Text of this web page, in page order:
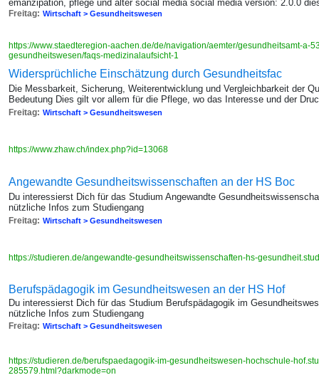
emanzipation, pflege und alter social media social media version: 2.0.0
Freitag: Wirtschaft > Gesundheitswesen
https://www.staedteregion-aachen.de/de/navigation/aemter/gesundheitsamt-a-
gesundheitswesen/faqs-medizinalaufsicht-1
Widersprüchliche Einschätzung durch Gesundheitsfac
Die Messbarkeit, Sicherung, Weiterentwicklung und Vergleichbarkeit der
Bedeutung Dies gilt vor allem für die Pflege, wo das Interesse und der
Freitag: Wirtschaft > Gesundheitswesen
https://www.zhaw.ch/index.php?id=13068
Angewandte Gesundheitswissenschaften an der HS Boc
Du interessierst Dich für das Studium Angewandte
nützliche Infos zum Studiengang
Freitag: Wirtschaft > Gesundheitswesen
https://studieren.de/angewandte-gesundheitswissenschaften-hs-
Berufspädagogik im Gesundheitswesen an der HS Hof
Du interessierst Dich für das Studium Berufspädagogik im
nützliche Infos zum Studiengang
Freitag: Wirtschaft > Gesundheitswesen
https://studieren.de/berufspaedagogik-im-gesundheitswesen-hochschule-
285579.html?darkmode=on